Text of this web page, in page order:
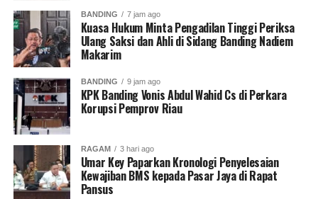
BANDING 7 jam ago
Kuasa Hukum Minta Pengadilan Tinggi Periksa
Ulang Saksi dan Ahli di Sidang Banding Nadiem
Makarim
BANDING 9 jam ago
KPK Banding Vonis Abdul Wahid Cs di Perkara
Korupsi Pemprov Riau
RAGAM 3 hari ago
Umar Key Paparkan Kronologi Penyelesaian
Kewajiban BMS kepada Pasar Jaya di Rapat
Pansus